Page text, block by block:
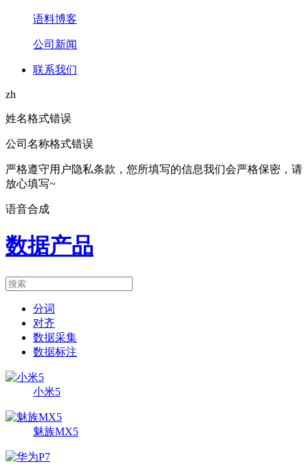
语料博客
公司新闻
联系我们
zh
姓名格式错误
公司名称格式错误
严格遵守用户隐私条款，您所填写的信息我们会严格保密，请
放心填写~
语音合成
数据产品
分词
对齐
数据采集
数据标注
小米5
魅族MX5